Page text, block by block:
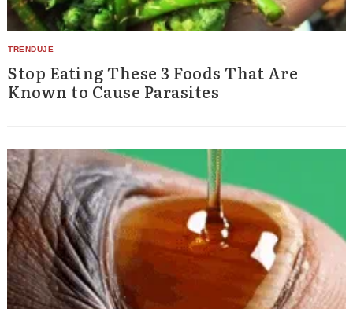
Stop Eating These 3 Foods That Are
Known to Cause Parasites